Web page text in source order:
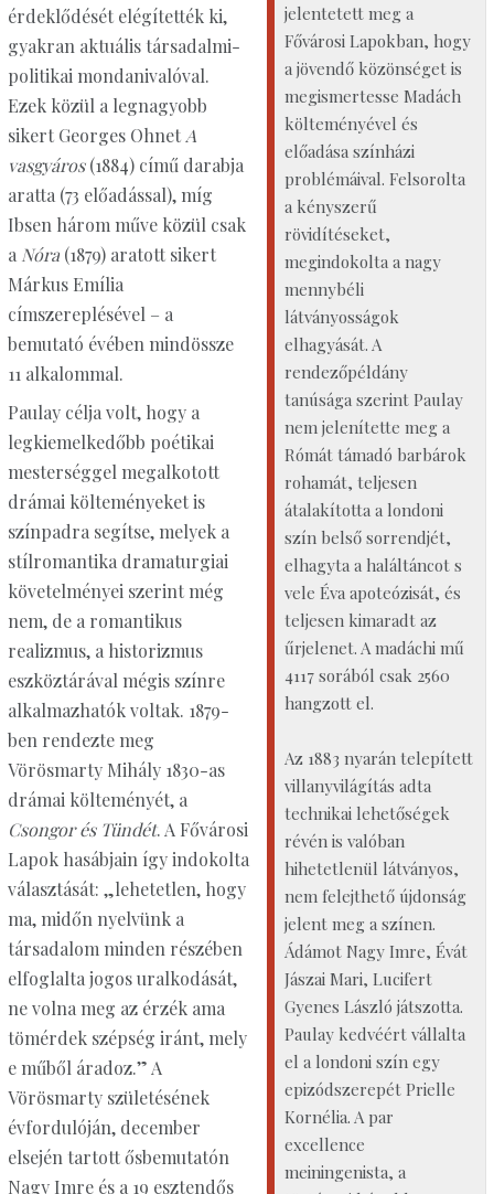
jelentetett meg a
Fővárosi Lapokban, hogy
a jövendő közönséget is
megismertesse Madách
költeményével és
előadása színházi
problémáival. Felsorolta
a kényszerű
rövidítéseket,
megindokolta a nagy
mennybéli
látványosságok
elhagyását. A
rendezőpéldány
tanúsága szerint Paulay
nem jelenítette meg a
Rómát támadó barbárok
rohamát, teljesen
átalakította a londoni
szín belső sorrendjét,
elhagyta a haláltáncot s
vele Éva apoteózisát, és
teljesen kimaradt az
űrjelenet. A madáchi mű
4117 sorából csak 2560
hangzott el.
Az 1883 nyarán telepített
villanyvilágítás adta
technikai lehetőségek
révén is valóban
hihetetlenül látványos,
nem felejthető újdonság
jelent meg a színen.
Ádámot Nagy Imre, Évát
Jászai Mari, Lucifert
Gyenes László játszotta.
Paulay kedvéért vállalta
el a londoni szín egy
epizódszerepét Prielle
Kornélia. A par
excellence
meiningenista, a
érdeklődését elégítették ki,
gyakran aktuális társadalmi-
politikai mondanivalóval.
Ezek közül a legnagyobb
sikert Georges Ohnet A
vasgyáros(1884) című darabja
aratta (73 előadással), míg
Ibsen három műve közül csak
a Nóra(1879) aratott sikert
Márkus Emília
címszereplésével – a
bemutató évében mindössze
11 alkalommal.
Paulay célja volt, hogy a
legkiemelkedőbb poétikai
mesterséggel megalkotott
drámai költeményeket is
színpadra segítse, melyek a
stílromantika dramaturgiai
követelményei szerint még
nem, de a romantikus
realizmus, a historizmus
eszköztárával mégis színre
alkalmazhatók voltak. 1879-
ben rendezte meg
Vörösmarty Mihály 1830-as
drámai költeményét, a
Csongor és Tündét. A Fővárosi
Lapok hasábjain így indokolta
választását: „lehetetlen, hogy
ma, midőn nyelvünk a
társadalom minden részében
elfoglalta jogos uralkodását,
ne volna meg az érzék ama
tömérdek szépség iránt, mely
e műből áradoz.” A
Vörösmarty születésének
évfordulóján, december
elsején tartott ősbemutatón
Nagy Imre és a 19 esztendős